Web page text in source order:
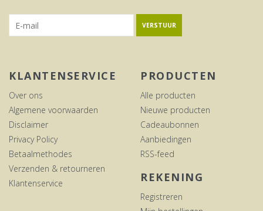
VERSTUUR
KLANTENSERVICE
Over ons
Algemene voorwaarden
Disclaimer
Privacy Policy
Betaalmethodes
Verzenden & retourneren
Klantenservice
PRODUCTEN
Alle producten
Nieuwe producten
Cadeaubonnen
Aanbiedingen
RSS-feed
REKENING
Registreren